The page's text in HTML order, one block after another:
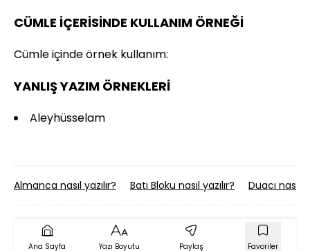
CÜMLE İÇERİSİNDE KULLANIM ÖRNEĞİ
Cümle içinde örnek kullanım:
YANLIŞ YAZIM ÖRNEKLERİ
Aleyhüsselam
Almanca nasıl yazılır? Batı Bloku nasıl yazılır? Duacı nasıl
Ana Sayfa Yazı Boyutu Paylaş Favoriler